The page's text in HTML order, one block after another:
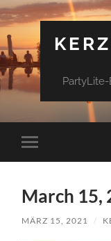
Mobile-
Menü
March 15,
MÄRZ 15, 2021 /